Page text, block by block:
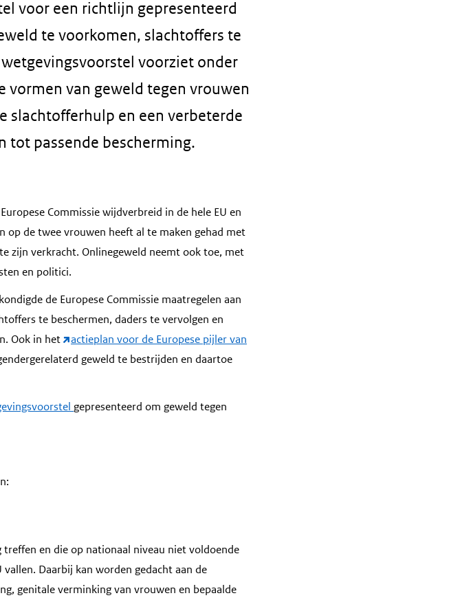
voor een richtlijn gepresenteerd
te voorkomen, slachtoffers te
voorziet onder
vormen van geweld tegen vrouwen
slachtofferhulp en een verbeterde
tot passende bescherming.
Commissie wijdverbreid in de hele EU en
op de twee vrouwen heeft al te maken gehad met
zijn verkracht. Onlinegeweld neemt ook toe, met
en politici.
de Europese Commissie maatregelen aan
te beschermen, daders te vervolgen en
Ook in het
actieplan voor de Europese pijler van
geweld te bestrijden en daartoe
gepresenteerd om geweld tegen
en die op nationaal niveau niet voldoende
Daarbij kan worden gedacht aan de
genitale verminking van vrouwen en bepaalde